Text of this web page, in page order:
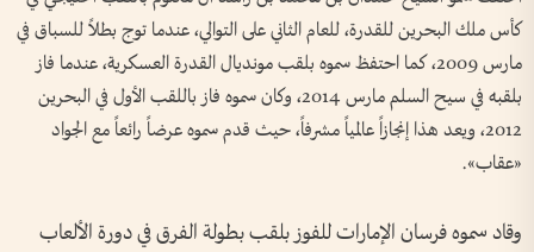
كأس ملك البحرين للقدرة، للعام الثاني على التوالي، عندما توج بطلاً للسباق في
مارس 2009، كما احتفظ سموه بلقب مونديال القدرة العسكرية، عندما فاز
بلقبه في سيح السلم مارس 2014، وكان سموه فاز باللقب الأول في البحرين
2012، ويعد هذا إنجازاً عالمياً مشرفاً، حيث قدم سموه عرضاً رائعاً مع الجواد
«عقاب».
وقاد سموه فرسان الإمارات للفوز بلقب بطولة الفرق في دورة الألعاب